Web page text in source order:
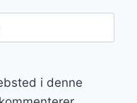
i denne